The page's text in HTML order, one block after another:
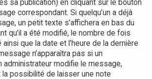
sa publication) en cliquant sur le bouton
correspondant. Si quelqu’un a déjà
un petit texte s’affichera en bas du
qu’il a été modifié, le nombre de fois
ainsi que la date et l’heure de la dernière
n’apparaîtra pas si un
administrateur modifie le message,
possibilité de laisser une note